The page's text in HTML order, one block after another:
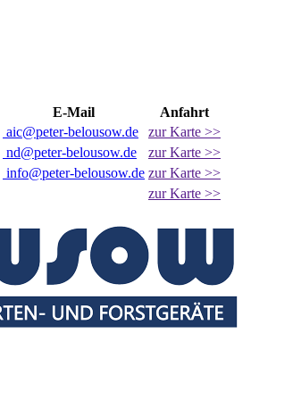
E-Mail
Anfahrt
aic@peter-belousow.de
zur Karte >>
nd@peter-belousow.de
zur Karte >>
info@peter-belousow.de zur Karte >>
zur Karte >>